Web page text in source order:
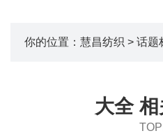
你的位置： 慧昌纺织 > 话题
大全